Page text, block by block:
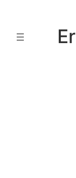
contenu